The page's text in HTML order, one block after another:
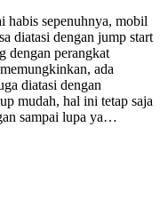
habis sepenuhnya, mobil
diatasi dengan jump start
dengan perangkat
ada
diatasi dengan
mudah, hal ini tetap saja
sampai lupa ya…